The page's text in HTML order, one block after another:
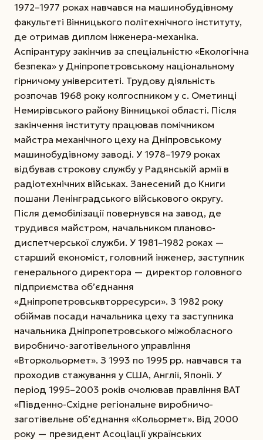
1972–1977 роках навчався на машинобудівному
факультеті Вінницького політехнічного інституту,
де отримав диплом інженера-механіка.
Аспірантуру закінчив за спеціальністю «Екологічна
безпека» у Дніпропетровському національному
гірничому університеті. Трудову діяльність
розпочав 1968 року колгоспником у с. Ометинці
Немирівського району Вінницької області. Після
закінчення інституту працював помічником
майстра механічного цеху на Дніпровському
машинобудівному заводі. У 1978–1979 роках
відбував строкову службу у Радянській армії в
радіотехнічних військах. Занесений до Книги
пошани Ленінградського військового округу.
Після демобілізації повернувся на завод, де
трудився майстром, начальником планово-
диспетчерської служби. У 1981–1982 роках —
старший економіст, головний інженер, заступник
генерального директора — директор головного
підприємства об’єднання
«Дніпропетровськвторресурси». З 1982 року
обіймав посади начальника цеху та заступника
начальника Дніпропетровського міжобласного
виробничо-заготівельного управління
«Вторкольормет». З 1993 по 1995 рр. навчався та
проходив стажування у США, Англії, Японії. У
період 1995–2003 років очолював правління ВАТ
«Південно-Східне регіональне виробничо-
заготівельне об’єднання «Кольормет». Від 2000
року — президент Асоціації українських